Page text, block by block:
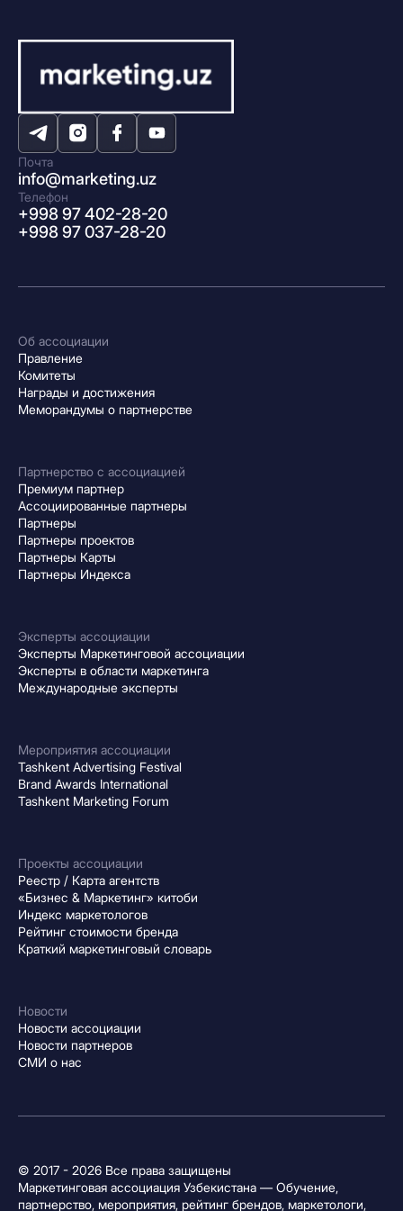
Почта
info@marketing.uz
Телефон
+998 97 402-28-20
+998 97 037-28-20
Об ассоциации
Правление
Комитеты
Награды и достижения
Меморандумы о партнерстве
Партнерство с ассоциацией
Премиум партнер
Ассоциированные партнеры
Партнеры
Партнеры проектов
Партнеры Карты
Партнеры Индекса
Эксперты ассоциации
Эксперты Маркетинговой ассоциации
Эксперты в области маркетинга
Международные эксперты
Мероприятия ассоциации
Tashkent Advertising Festival
Brand Awards International
Tashkent Marketing Forum
Проекты ассоциации
Реестр / Карта агентств
«Бизнес & Маркетинг» китоби
Индекс маркетологов
Рейтинг стоимости бренда
Краткий маркетинговый словарь
Новости
Новости ассоциации
Новости партнеров
СМИ о нас
© 2017 - 2026 Все права защищены
Маркетинговая ассоциация Узбекистана — Обучение,
партнерство, мероприятия, рейтинг брендов, маркетологи,